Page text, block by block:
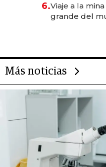
6.Viaje a la
grande del
Más noticias